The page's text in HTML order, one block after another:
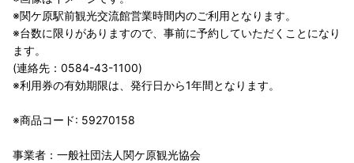
※関ケ原駅前観光交流館営業時間内のご利用となります。
※台数に限りがありますので、事前に予約していただくことになり
ます。
(連絡先：0584-43-1100)
※利用券の有効期限は、発行日から1年間となります。
※商品コード: 59270158
事業者：一般社団法人関ケ原観光協会